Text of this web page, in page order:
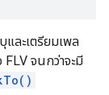
ละเตรียมเพล
FLV จนกว่าจะมี